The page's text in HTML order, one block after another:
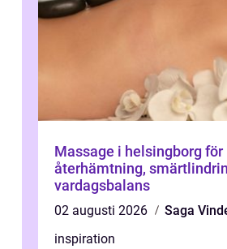
Massage i helsingborg för
återhämtning,
vardagsbalans
02 augusti 2026
Saga
inspiration